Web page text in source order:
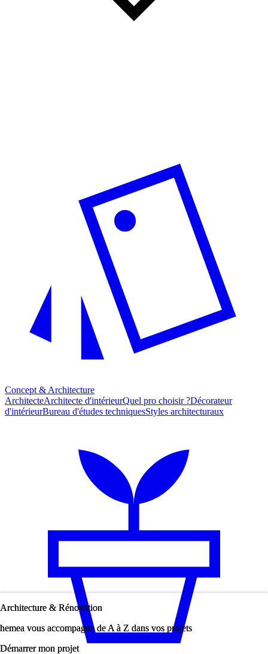
Concept & Architecture
ArchitecteArchitecte d'intérieurQuel pro choisir ?Décorateur
d'intérieurBureau d'études techniquesStyles architecturaux
Architecture & Rénovation
hemea vous accompagne de A à Z dans vos projets
Démarrer mon projet
Architecture & Rénovation
hemea vous accompagne de A à Z dans vos projets
Démarrer mon projet